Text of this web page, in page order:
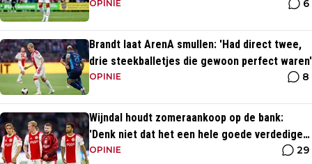
brug komen'
OPINIE 6
Brandt laat ArenA smullen: 'Had direct twee,
drie steekballetjes die gewoon perfect waren'
OPINIE 8
Wijndal houdt zomeraankoop op de bank:
'Denk niet dat het een hele goede verdediger
is'
OPINIE 29